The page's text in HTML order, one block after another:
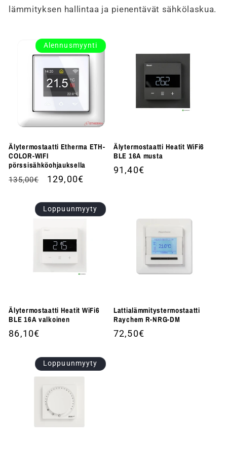
lämmityksen hallintaa ja pienentävät sähkölaskua.
Alennusmyynti
Älytermostaatti Etherma ETH-
COLOR-WIFI
pörssisähköohjauksella
Normaalihinta
135,00€ Alennushinta
129,00€
Älytermostaatti Heatit WiFi6
BLE 16A musta
Normaalihinta
91,40€
Loppuunmyyty
Älytermostaatti Heatit WiFi6
BLE 16A valkoinen
Normaalihinta
86,10€
Lattialämmitystermostaatti
Raychem R-NRG-DM
Normaalihinta
72,50€
Loppuunmyyty